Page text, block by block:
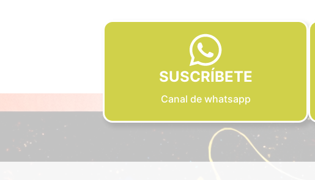
SUSCRÍBETE
Canal de whatsapp